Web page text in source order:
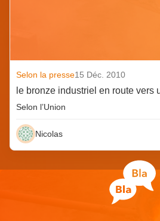
Selon la presse15 Déc. 2010
le bronze industriel en route vers
Selon l’Union
Nicolas